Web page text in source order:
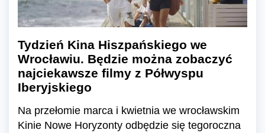
Tydzień Kina Hiszpańskiego we
Wrocławiu. Będzie można zobaczyć
najciekawsze filmy z Półwyspu
Iberyjskiego
Na przełomie marca i kwietnia we wrocławskim
Kinie Nowe Horyzonty odbędzie się tegoroczna